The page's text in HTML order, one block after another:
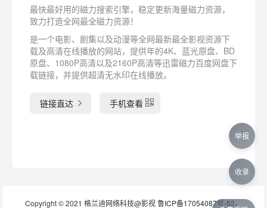
最快最好用的磁力搜索引擎，稳定更新海量磁力资源，
致力打造全网最全磁力资源！
是一个电影、剧集以及动漫等全网最新最全影视资源下
载及高清在线播放的网站，提供年的4K、蓝光原盘、BD
原盘、1080P高清以及2160P高清等迅雷磁力百度网盘下
载链接，并提供超清无水印在线播放。
链接直达 手机查看
Copyright © 2021 格兰迪网络科技@影视鲁ICP备17054087号-52。
举报
收录